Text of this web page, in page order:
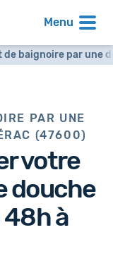
Menu
de baignoire par une
PAR UNE
(47600)
votre
douche
48hà